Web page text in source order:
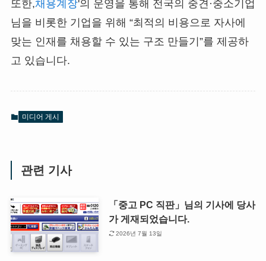
또한,채용계장'의 운영을 통해 전국의 중견·중소기업
님을 비롯한 기업을 위해 “최적의 비용으로 자사에
맞는 인재를 채용할 수 있는 구조 만들기”를 제공하
고 있습니다.
미디어 게시
관련 기사
「중고 PC 직판」님의 기사에 당사
가 게재되었습니다.
2026년 7월 13일